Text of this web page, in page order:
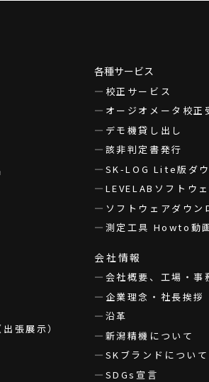
張展示）
各種サービス
校正サービス
オージオメータ校正
デモ機貸し出し
該非判定書発行
SK-LOG Lite版ダウ
LEVELABソフトウ
ソフトウェアダウン
測定工具 Howto動
会社情報
会社概要、工場・事
企業理念・社長挨拶
沿革
新潟精機について
SKブランドについて
SDGs宣言